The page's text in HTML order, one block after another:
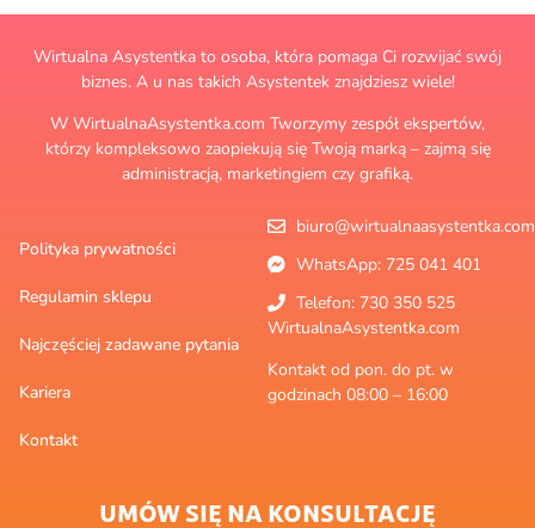
Wirtualna Asystentka to osoba, która pomaga Ci rozwijać swój
biznes. A u nas takich Asystentek znajdziesz wiele!
W WirtualnaAsystentka.com Tworzymy zespół ekspertów,
którzy kompleksowo zaopiekują się Twoją marką – zajmą się
administracją, marketingiem czy grafiką.
Polityka prywatności
Regulamin sklepu
Najczęściej zadawane pytania
Kariera
Kontakt
biuro@wirtualnaasystentka.com
WhatsApp: 725 041 401
Telefon: 730 350 525
WirtualnaAsystentka.com
Kontakt od pon. do pt. w
godzinach 08:00 – 16:00
UMÓW SIĘ NA KONSULTACJĘ